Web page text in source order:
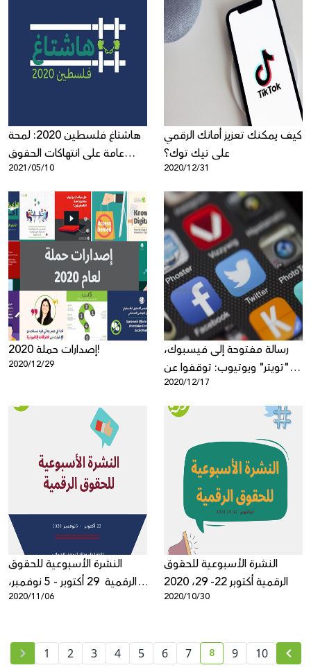
هاشتاغ فلسطين 2020: لمحة
عامة على انتهاكات الحقوق
الرقمية للفلسطينيين خلال
جائحة فيروس كورونا
2021/05/10
كيف يمكنك تعزيز أمانك الرقمي
2020/12/31
إصدارات حملة 2020!
2020/12/29
رسالة مفتوحة إلى فيسبوك،
"تويتر" ويوتيوب: توقفوا عن
إسكات الأصوات الناقدة في
الشرق الأوسط وشمال أفريقيا
2020/12/17
النشرة الأسبوعية للحقوق
الرقمية 29 أكتوبر - 5 نوفمبر،
2020
2020/11/06
النشرة الأسبوعية للحقوق
الرقمية أكتوبر 22- 29، 2020
2020/10/30
1 2 3 4 5 6 7 current page number
8 9 10